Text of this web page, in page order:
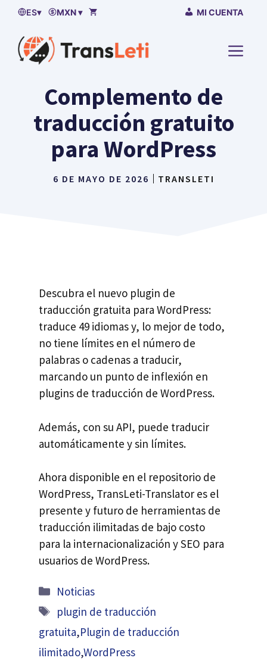
Saltar
contenido
ES▾ MXN ▾ MI CUENTA
MENÚ
Complemento de
traducción gratuito
para WordPress
6 DE MAYO DE 2026 TRANSLETI
Descubra el nuevo plugin de
traducción gratuita para WordPress:
traduce 49 idiomas y, lo mejor de todo,
no tiene límites en el número de
palabras o cadenas a traducir,
marcando un punto de inflexión en
plugins de traducción de WordPress.
Además, con su API, puede traducir
automáticamente y sin límites.
Ahora disponible en el repositorio de
WordPress, TransLeti-Translator es el
presente y futuro de herramientas de
traducción ilimitadas de bajo costo
para la internacionalización y SEO para
usuarios de WordPress.
Categorías
Noticias
Etiquetas
plugin de traducción
gratuita,Plugin de traducción
ilimitado,WordPress